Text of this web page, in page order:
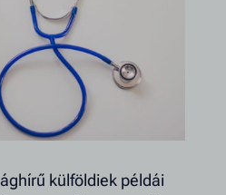
külföldiek példái